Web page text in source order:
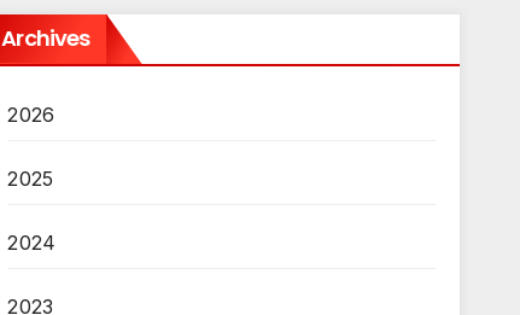
Archives
2026
2025
2024
2023